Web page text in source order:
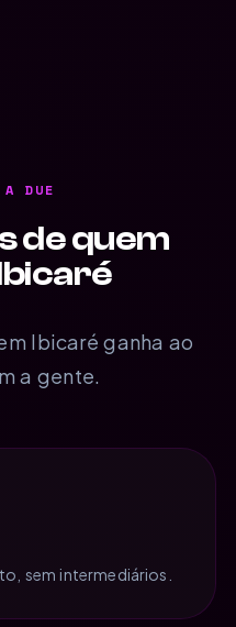
A DUE
de quem
Ibicaré ganha ao
a gente.
sem intermediários.